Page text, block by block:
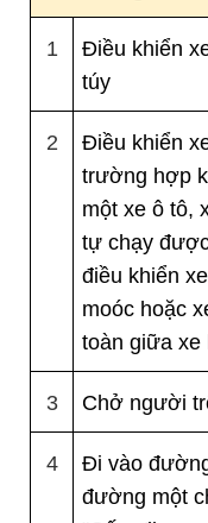
1
Điều khiển
túy
2
Điều khiển
trường hợp
một xe ô tô,
tự chạy
điều khiển
moóc hoặc
toàn giữa xe
3 Chở người
4
Đi vào
đường một